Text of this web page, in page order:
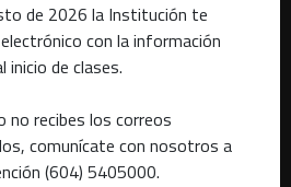
de 2026 la Institución te
con la información
inicio de clases.
no recibes los correos
comunícate con nosotros a
(604) 5405000.